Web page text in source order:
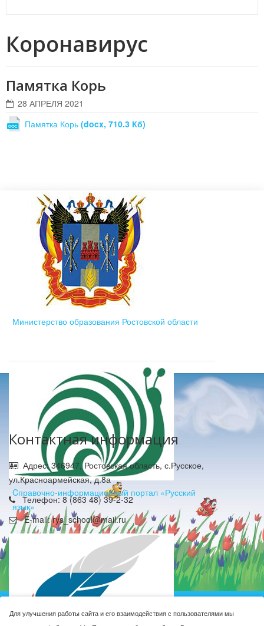
Коронавирус
Памятка Корь
28 АПРЕЛЯ 2021
Памятка Корь (docx, 710.3 Кб)
Министерство образования Ростовской области
Cправочно-информационный портал «Русский
язык»
Контактная информация
Адрес: 346947, Ростовская область, с.Русское,
ул.Красноармейская, д.8а
Телефон: 8 (863 48) 39-2-32
E-mail: rys_school@mail.ru
учреждение Русская средняя общеобразовательная
Для улучшения работы сайта и его взаимодействия с пользователями мы